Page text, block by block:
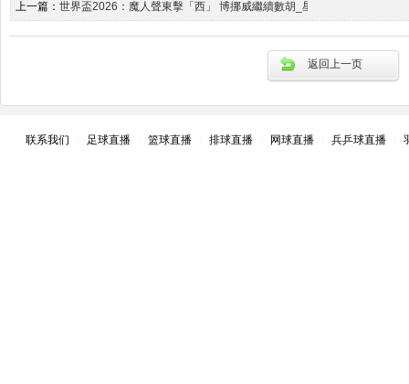
上一篇： 世界盃2026：魔人聲東擊「西」 博挪威繼續數胡_星島日報
返回上一页
联系我们 足球直播 篮球直播 排球直播 网球直播 兵乒球直播